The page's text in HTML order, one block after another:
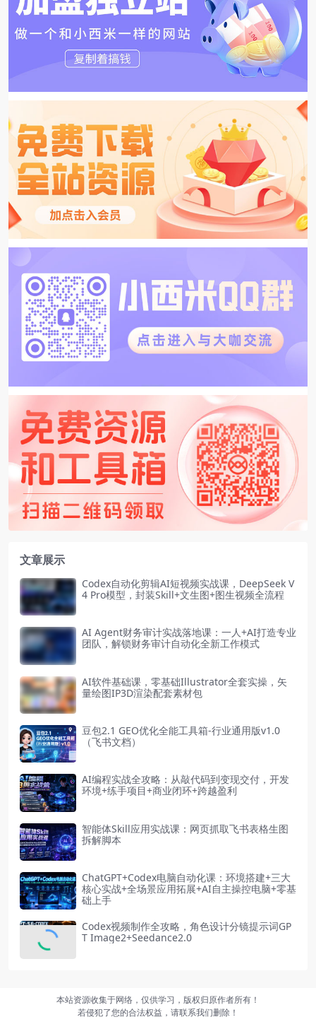
文章展示
Codex自动化剪辑AI短视频实战课，DeepSeek V
4 Pro模型，封装Skill+文生图+图生视频全流程
AI Agent财务审计实战落地课：一人+AI打造专业
团队，解锁财务审计自动化全新工作模式
AI软件基础课，零基础Illustrator全套实操，矢
量绘图IP3D渲染配套素材包
豆包2.1 GEO优化全能工具箱-行业通用版v1.0
（飞书文档）
AI编程实战全攻略：从敲代码到变现交付，开发
环境+练手项目+商业闭环+跨越盈利
智能体Skill应用实战课：网页抓取飞书表格生图
拆解脚本
ChatGPT+Codex电脑自动化课：环境搭建+三大
核心实战+全场景应用拓展+AI自主操控电脑+零基
础上手
Codex视频制作全攻略，角色设计分镜提示词GP
T Image2+Seedance2.0
本站资源收集于网络，仅供学习，版权归原作者所有！
若侵犯了您的合法权益，请联系我们删除！